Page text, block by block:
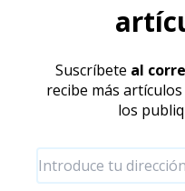
Suscríbete al
recibe más
los